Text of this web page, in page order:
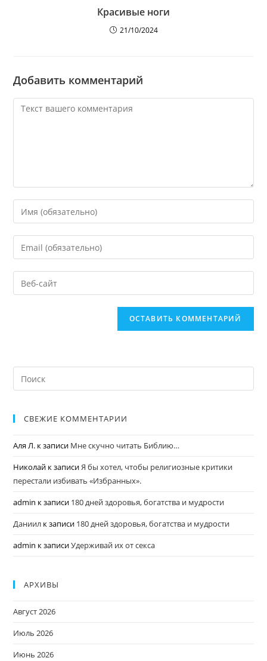
Красивые ноги
21/10/2024
Добавить комментарий
СВЕЖИЕ КОММЕНТАРИИ
Аля Л. к записи Мне скучно читать Библию…
Николай к записиЯ бы хотел, чтобы религиозные критики
перестали избивать «Избранных».
admin к записи 180 дней здоровья, богатства и мудрости
Даниил к записи 180 дней здоровья, богатства и мудрости
admin к записиУдерживай их от секса
АРХИВЫ
Август 2026
Июль 2026
Июнь 2026